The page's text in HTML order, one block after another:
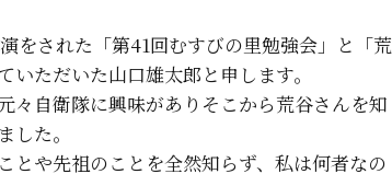
をされた「第41回むすびの里勉強会」と「荒
ただいた山口雄太郎と申します。
々自衛隊に興味がありそこから荒谷さんを知
た。
とや先祖のことを全然知らず、私は何者なの